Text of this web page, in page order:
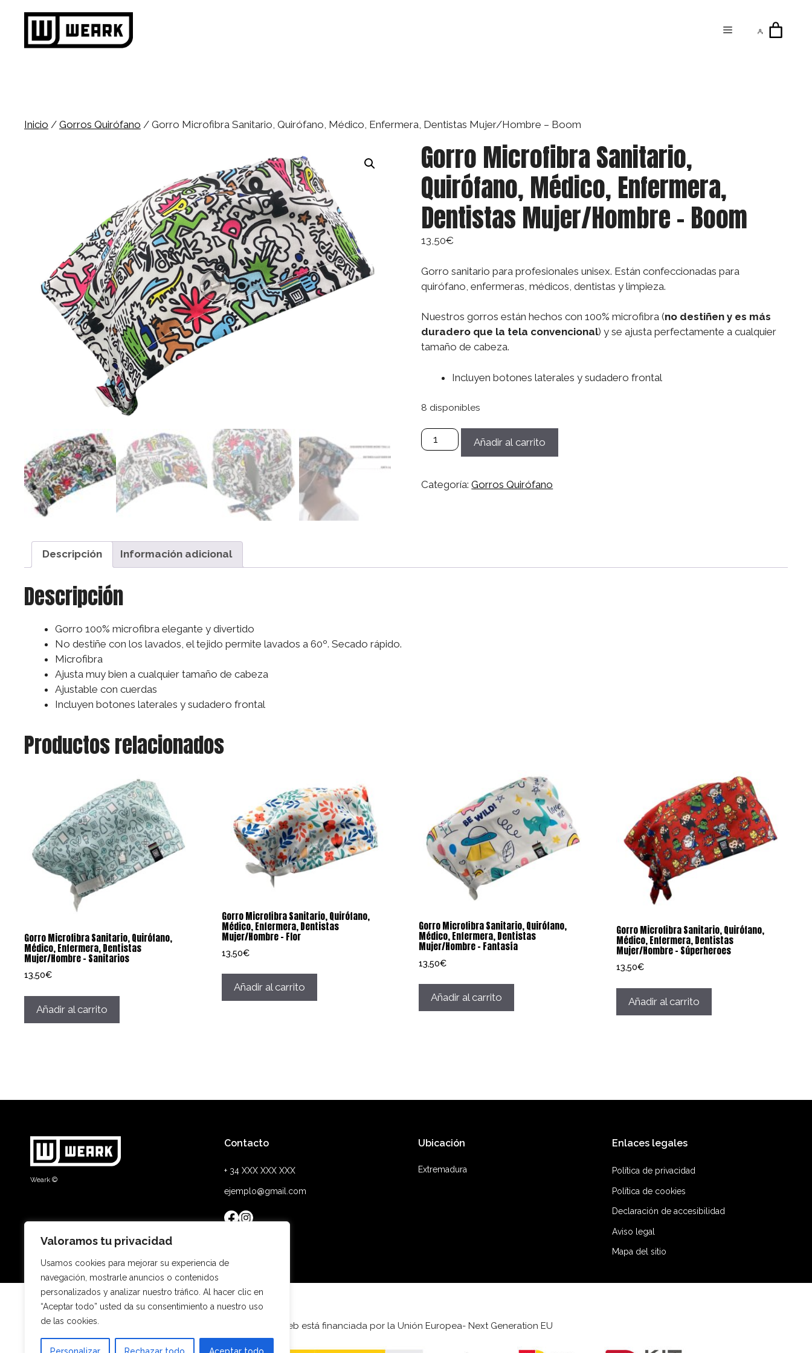
Valoramos tu privacidad
Usamos cookies para mejorar su experiencia de
navegación, mostrarle anuncios o contenidos
personalizados y analizar nuestro tráfico. Al hacer clic en
“Aceptar todo” usted da su consentimiento a nuestro uso
de las cookies.
contenido
Menú
Inicio / Gorros Quirófano / Gorro Microfibra Sanitario, Quirófano, Médico, Enfermera, Dentistas Mujer/Hombre – Boom
Gorro Microfibra Sanitario,
Quirófano, Médico, Enfermera,
Dentistas Mujer/Hombre – Boom
13,50€
Gorro sanitario para profesionales unisex. Están confeccionadas para
quirófano, enfermeras, médicos, dentistas y limpieza.
Nuestros gorros están hechos con 100% microfibra (no destiñen y es más
duradero que la tela convencional) y se ajusta perfectamente a cualquier
tamaño de cabeza.
Incluyen botones laterales y sudadero frontal
8 disponibles
Gorro
Microfibra
Quirófano,
Boom
Añadir al carrito
Categoría:Gorros Quirófano
Descripción Información adicional
Descripción
Gorro 100% microfibra elegante y divertido
No destiñe con los lavados, el tejido permite lavados a 60º. Secado rápido.
Microfibra
Ajusta muy bien a cualquier tamaño de cabeza
Ajustable con cuerdas
Incluyen botones laterales y sudadero frontal
Productos relacionados
Gorro Microfibra Sanitario, Quirófano,
Médico, Enfermera, Dentistas
Mujer/Hombre – Sanitarios
13,50€
Añadir al carrito
Gorro Microfibra Sanitario, Quirófano,
Médico, Enfermera, Dentistas
Mujer/Hombre – Flor
13,50€
Añadir al carrito
Gorro Microfibra Sanitario, Quirófano,
Médico, Enfermera, Dentistas
Mujer/Hombre – Fantasía
13,50€
Añadir al carrito
Gorro Microfibra Sanitario, Quirófano,
Médico, Enfermera, Dentistas
Mujer/Hombre – Súperheroes
13,50€
Añadir al carrito
Weark ©
Contacto
+ 34 XXX XXX XXX
ejemplo@gmail.com
Ubicación
Extremadura
Enlaces legales
Política de privacidad
Política de cookies
Declaración de accesibilidad
Aviso legal
Mapa del sitio
Esta web está financiada por la Unión Europea- Next Generation EU